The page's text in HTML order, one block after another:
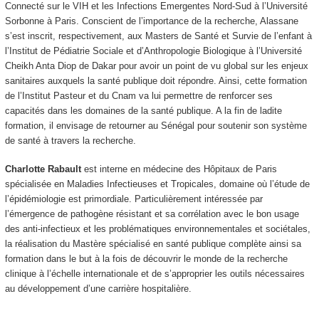
Connecté sur le VIH et les Infections Emergentes Nord-Sud à l’Université
Sorbonne à Paris. Conscient de l’importance de la recherche, Alassane
s’est inscrit, respectivement, aux Masters de Santé et Survie de l’enfant à
l’Institut de Pédiatrie Sociale et d’Anthropologie Biologique à l’Université
Cheikh Anta Diop de Dakar pour avoir un point de vu global sur les enjeux
sanitaires auxquels la santé publique doit répondre. Ainsi, cette formation
de l’Institut Pasteur et du Cnam va lui permettre de renforcer ses
capacités dans les domaines de la santé publique. A la fin de ladite
formation, il envisage de retourner au Sénégal pour soutenir son système
de santé à travers la recherche.
Charlotte Rabaultest interne en médecine des Hôpitaux de Paris
spécialisée en Maladies Infectieuses et Tropicales, domaine où l’étude de
l’épidémiologie est primordiale. Particulièrement intéressée par
l’émergence de pathogène résistant et sa corrélation avec le bon usage
des anti-infectieux et les problématiques environnementales et sociétales,
la réalisation du Mastère spécialisé en santé publique complète ainsi sa
formation dans le but à la fois de découvrir le monde de la recherche
clinique à l’échelle internationale et de s’approprier les outils nécessaires
au développement d’une carrière hospitalière.